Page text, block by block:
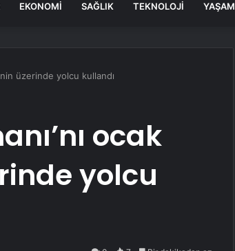
EKONOMI SAĞLIK TEKNOLOJI YAŞAM
üzerinde yolcu kullandı
ocak
yolcu